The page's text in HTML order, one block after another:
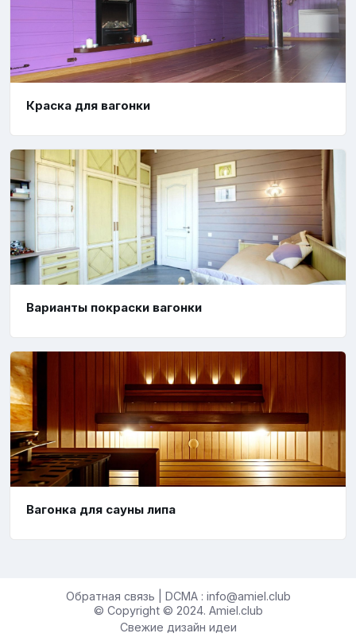
Краска для вагонки
Варианты покраски вагонки
Вагонка для сауны липа
Обратная связь | DCMA : info@amiel.club
© Copyright © 2024. Amiel.club
Свежие дизайн идеи